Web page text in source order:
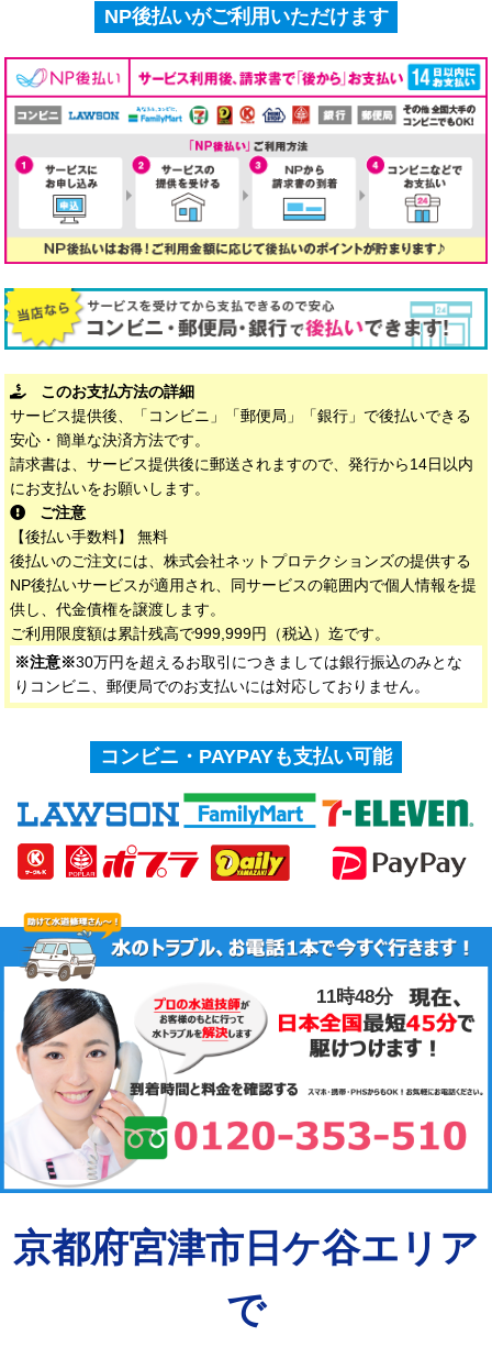
NP後払いがご利用いただけます
このお支払方法の詳細
サービス提供後、「コンビニ」「郵便局」「銀行」で後払いできる
安心・簡単な決済方法です。
請求書は、サービス提供後に郵送されますので、発行から14日以内
にお支払いをお願いします。
ご注意
【後払い手数料】 無料
後払いのご注文には、株式会社ネットプロテクションズの提供する
NP後払いサービスが適用され、同サービスの範囲内で個人情報を提
供し、代金債権を譲渡します。
ご利用限度額は累計残高で999,999円（税込）迄です。
※注意※30万円を超えるお取引につきましては銀行振込のみとな
りコンビニ、郵便局でのお支払いには対応しておりません。
コンビニ・PAYPAYも支払い可能
11時48分
京都府宮津市日ケ谷エリア
で